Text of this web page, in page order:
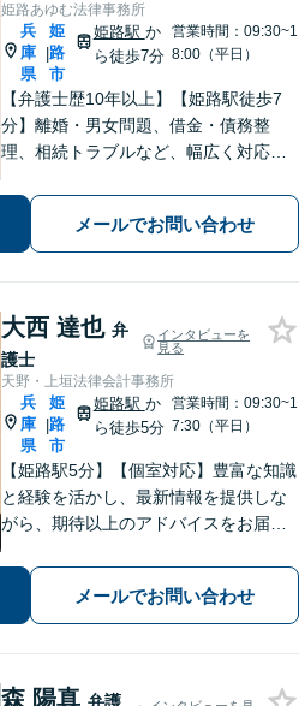
姫路あゆむ法律事務所
兵
庫
県
|
姫
路
市
姫路駅 か
ら徒歩7分
営業時間：09:30~1
8:00（平日）
【弁護士歴10年以上】【姫路駅徒歩7
分】離婚・男女問題、借金・債務整
理、相続トラブルなど、幅広く対応可
すい説明を心がけています。依頼者さ
まの置かれている状況と希望に沿った
最善の解決を目指します。
メールでお問い合わせ
大西 達也 弁
護士
インタビューを
見る
天野・上垣法律会計事務所
兵
庫
県
|
姫
路
市
姫路駅 か
ら徒歩5分
営業時間：09:30~1
7:30（平日）
【姫路駅5分】【個室対応】豊富な知識
と経験を活かし、最新情報を提供しな
がら、期待以上のアドバイスをお届け
ンを大切にし、信頼関係を築きながら
課題解決に全力を尽くします。
メールでお問い合わせ
森 陽真 弁護